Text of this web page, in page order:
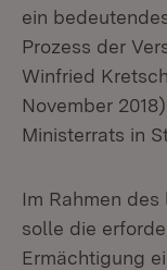
ein
Prozess der
Winfried
November
Ministerrats in
Im Rahmen
solle die
Ermächtigung